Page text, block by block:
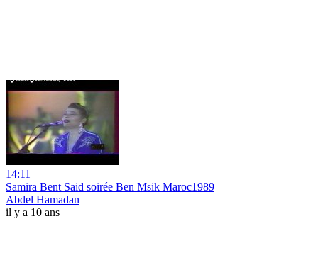
14:11
Samira Bent Said soirée Ben Msik Maroc1989
Abdel Hamadan
il y a 10 ans